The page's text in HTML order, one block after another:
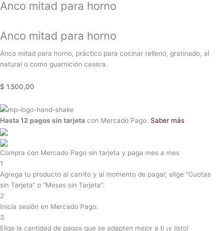
Anco mitad para horno
Anco mitad para horno
Anco mitad para horno, práctico para cocinar relleno, gratinado, al
natural o como guarnición casera.
$ 1.500,00
Hasta 12 pagos sin tarjeta con Mercado Pago. Saber más
Compra con Mercado Pago sin tarjeta y paga mes a mes
1
Agrega tu producto al carrito y al momento de pagar, elige “Cuotas
sin Tarjeta” o “Meses sin Tarjeta”.
2
Inicia sesión en Mercado Pago.
3
Elige la cantidad de pagos que se adapten mejor a ti ¡y listo!